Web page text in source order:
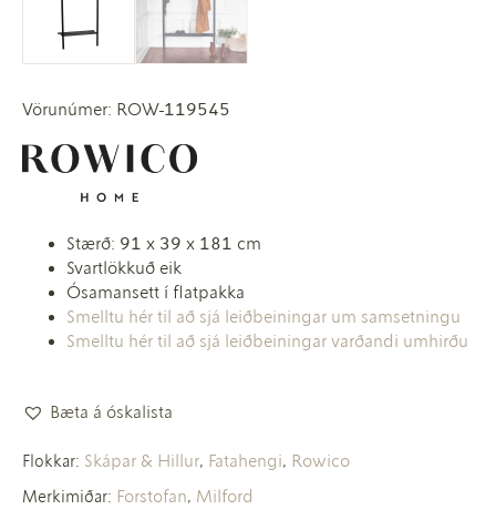
Vörunúmer: ROW-119545
Stærð: 91 x 39 x 181 cm
Svartlökkuð eik
Ósamansett í flatpakka
Smelltu hér til að sjá leiðbeiningar um samsetningu
Smelltu hér til að sjá leiðbeiningar varðandi umhirðu
Bæta á óskalista
Flokkar: Skápar & Hillur, Fatahengi, Rowico
Merkimiðar: Forstofan, Milford